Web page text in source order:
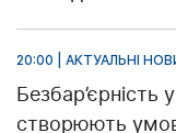
20:00 | АКТУАЛЬНІ
Безбар’єрність
створюють